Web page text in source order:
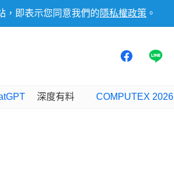
，即表示您同意我們的 隱私權政策 。
深度有料 COMPUTEX 2026